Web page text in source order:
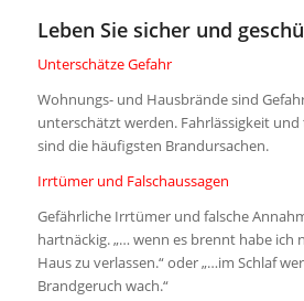
Leben Sie sicher und
Unterschätze Gefahr
Wohnungs- und Hausbrände sind
unterschätzt werden. Fahrlässigkeit
sind die häufigsten Brandursachen.
Irrtümer und Falschaussagen
Gefährliche Irrtümer und falsche
hartnäckig. „… wenn es brennt habe ich
Haus zu verlassen.“ oder „…im Schlaf
Brandgeruch wach.“